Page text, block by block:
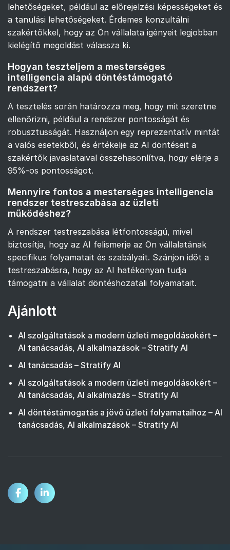
lehetőségeket, például az előrejelzési képességeket és
a tanulási lehetőségeket. Érdemes konzultálni
szakértőkkel, hogy az Ön vállalata igényeit legjobban
kielégítő megoldást válassza ki.
Hogyan teszteljem a mesterséges
intelligencia alapú döntéstámogató
rendszert?
A tesztelés során határozza meg, hogy mit szeretne
ellenőrizni, például a rendszer pontosságát és
robusztusságát. Használjon egy reprezentatív mintát
a valós esetekből, és értékelje az AI döntéseit a
szakértők javaslataival összehasonlítva, hogy elérje a
95%-os pontosságot.
Mennyire fontos a mesterséges intelligencia
rendszer testreszabása az üzleti
működéshez?
A rendszer testreszabása létfontosságú, mivel
biztosítja, hogy az AI felismerje az Ön vállalatának
specifikus folyamatait és szabályait. Szánjon időt a
testreszabásra, hogy az AI hatékonyan tudja
támogatni a vállalat döntéshozatali folyamatait.
Ajánlott
AI szolgáltatások a modern üzleti megoldásokért –
AI tanácsadás, AI alkalmazások – Stratify AI
AI tanácsadás – Stratify AI
AI szolgáltatások a modern üzleti megoldásokért –
AI tanácsadás, AI alkalmazás – Stratify AI
AI döntéstámogatás a jövő üzleti folyamataihoz – AI
tanácsadás, AI alkalmazások – Stratify AI